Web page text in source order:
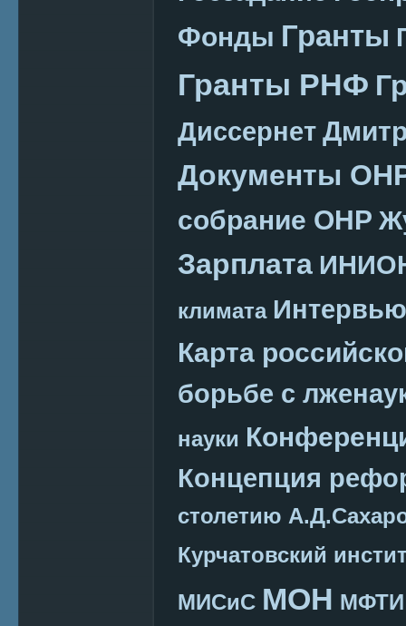
Фонды Гранты
Гранты РНФ
Диссернет
Документы
собрание ОНР
Зарплата
климата Интервью
Карта
борьбе с
науки
Концепция
столетию
Курчатовский
МИСиС МОН МФТИ